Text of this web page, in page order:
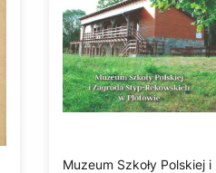
Muzeum Szkoły Polskiej i